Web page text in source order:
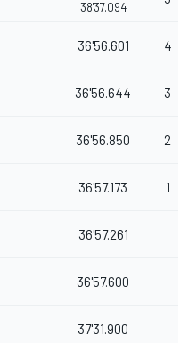
38'37.094
36'56.601 4
36'56.644 3
36'56.850 2
36'57.173 1
36'57.261
36'57.600
37'31.900